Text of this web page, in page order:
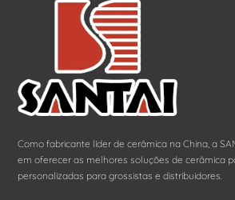
Como fabricante líder de cerâmica na China, a
em oferecer as melhores soluções de cerâmica
personalizadas para grossistas e distribuidores.